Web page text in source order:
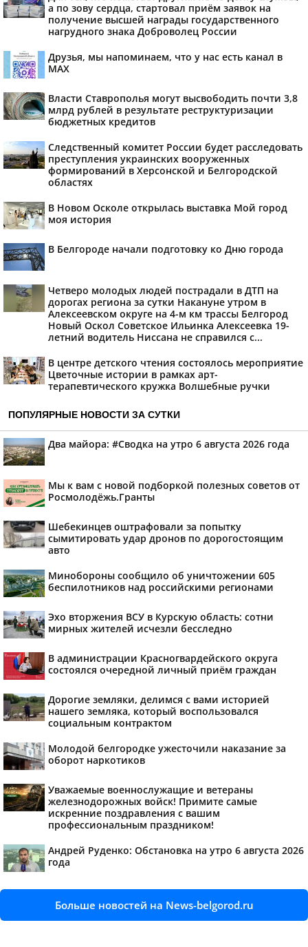
а по зову сердца, стартовал приём заявок на
получение высшей награды государственного
нагрудного знака Доброволец России
Друзья, мы напоминаем, что у нас есть канал в
МАХ
Власти Ставрополья могут высвободить почти 3,8
млрд рублей в результате реструктуризации
бюджетных кредитов
Следственный комитет России будет расследовать
преступления украинских вооруженных
формирований в Херсонской и Белгородской
областях
В Новом Осколе открылась выставка Мой город
моя история
В Белгороде начали подготовку ко Дню города
Четверо молодых людей пострадали в ДТП на
дорогах региона за сутки Накануне утром в
Алексеевском округе на 4-м км трассы Белгород
Новый Оскол Советское Ильинка Алексеевка 19-
летний водитель Ниссана не справился с...
В центре детского чтения состоялось мероприятие
Цветочные истории в рамках арт-
терапевтического кружка Волшебные ручки
ПОПУЛЯРНЫЕ НОВОСТИ ЗА СУТКИ
Два майора: #Сводка на утро 6 августа 2026 года
Мы к вам с новой подборкой полезных советов от
Росмолодёжь.Гранты
Шебекинцев оштрафовали за попытку
сымитировать удар дронов по дорогостоящим
авто
Минобороны сообщило об уничтожении 605
беспилотников над российскими регионами
Эхо вторжения ВСУ в Курскую область: сотни
мирных жителей исчезли бесследно
В администрации Красногвардейского округа
состоялся очередной личный приём граждан
Дорогие земляки, делимся с вами историей
нашего земляка, который воспользовался
социальным контрактом
Молодой белгородке ужесточили наказание за
оборот наркотиков
Уважаемые военнослужащие и ветераны
железнодорожных войск! Примите самые
искренние поздравления с вашим
профессиональным праздником!
Андрей Руденко: Обстановка на утро 6 августа 2026
года
Больше новостей на News-belgorod.ru